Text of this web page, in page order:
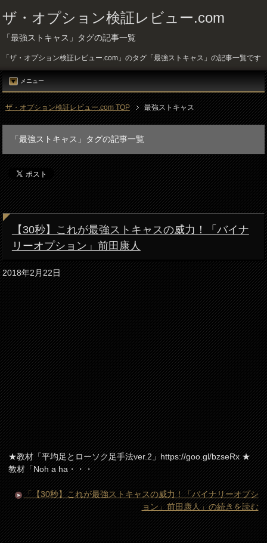
ザ・オプション検証レビュー.com
「最強ストキャス」タグの記事一覧
「ザ・オプション検証レビュー.com」のタグ「最強ストキャス」の記事一覧です
メニュー
ザ・オプション検証レビュー.com TOP 最強ストキャス
「最強ストキャス」タグの記事一覧
【30秒】これが最強ストキャスの威力！「バイナ
リーオプション」前田康人
2018年2月22日
★教材「平均足とローソク足手法ver.2」https://goo.gl/bzseRx ★
教材「Noh a ha・・・
「【30秒】これが最強ストキャスの威力！「バイナリーオプシ
ョン」前田康人」の続きを読む